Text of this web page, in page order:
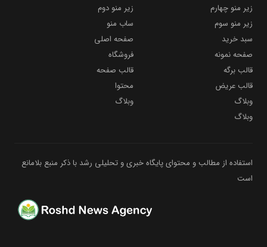
زیر منو چهارم
زیر منو دوم
زیر منو سوم
ساب منو
سبد خرید
صفحه اصلی
صفحه نمونه
فروشگاه
قالب برگه
قالب صفحه
قالب عریض
محتوا
وبلاگ
وبلاگ
وبلاگ
استفاده از مطالب و محتوای پایگاه خبری و تحلیلی رشد با ذکر منبع بلامانع
است